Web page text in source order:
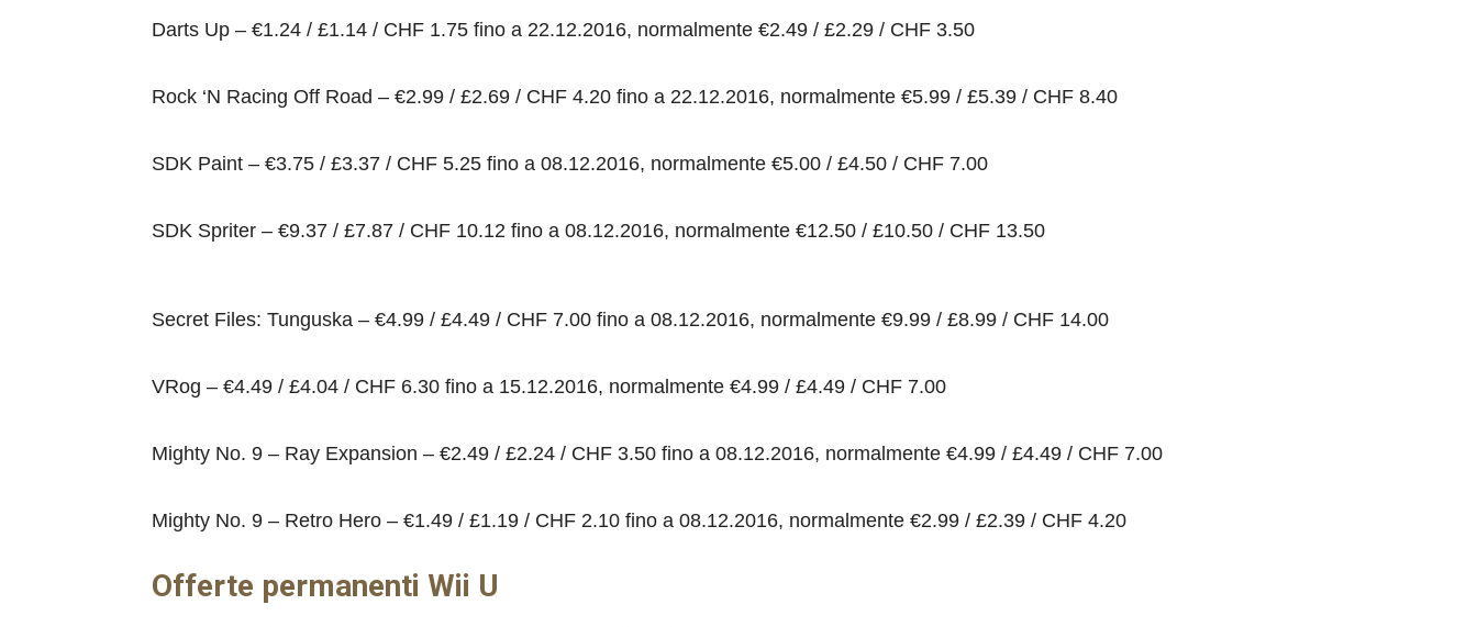
Darts Up – €1.24 / £1.14 / CHF 1.75 fino a 22.12.2016, normalmente €2.49 / £2.29 / CHF 3.50
Rock ‘N Racing Off Road – €2.99 / £2.69 / CHF 4.20 fino a 22.12.2016, normalmente €5.99 / £5.39 / CHF 8.40
SDK Paint – €3.75 / £3.37 / CHF 5.25 fino a 08.12.2016, normalmente €5.00 / £4.50 / CHF 7.00
SDK Spriter – €9.37 / £7.87 / CHF 10.12 fino a 08.12.2016, normalmente €12.50 / £10.50 / CHF 13.50
Secret Files: Tunguska – €4.99 / £4.49 / CHF 7.00 fino a 08.12.2016, normalmente €9.99 / £8.99 / CHF 14.00
VRog – €4.49 / £4.04 / CHF 6.30 fino a 15.12.2016, normalmente €4.99 / £4.49 / CHF 7.00
Mighty No. 9 – Ray Expansion – €2.49 / £2.24 / CHF 3.50 fino a 08.12.2016, normalmente €4.99 / £4.49 / CHF 7.00
Mighty No. 9 – Retro Hero – €1.49 / £1.19 / CHF 2.10 fino a 08.12.2016, normalmente €2.99 / £2.39 / CHF 4.20
Offerte permanenti Wii U